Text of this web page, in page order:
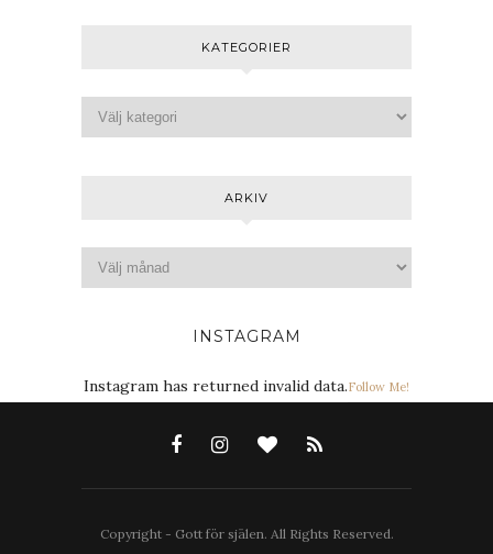
KATEGORIER
ARKIV
INSTAGRAM
Instagram has returned invalid data.Follow Me!
Copyright - Gott för själen. All Rights Reserved.